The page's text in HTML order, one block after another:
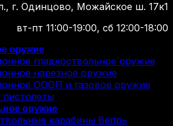
г. Одинцово, Можайское ш. 17к1
вт-пт 11:00-19:00, сб 12:00-18:00
оружие
гладкоствольное оружие
нарезное оружие
ОООП и газовое оружие
пистолеты
оружие
карабины Вепрь